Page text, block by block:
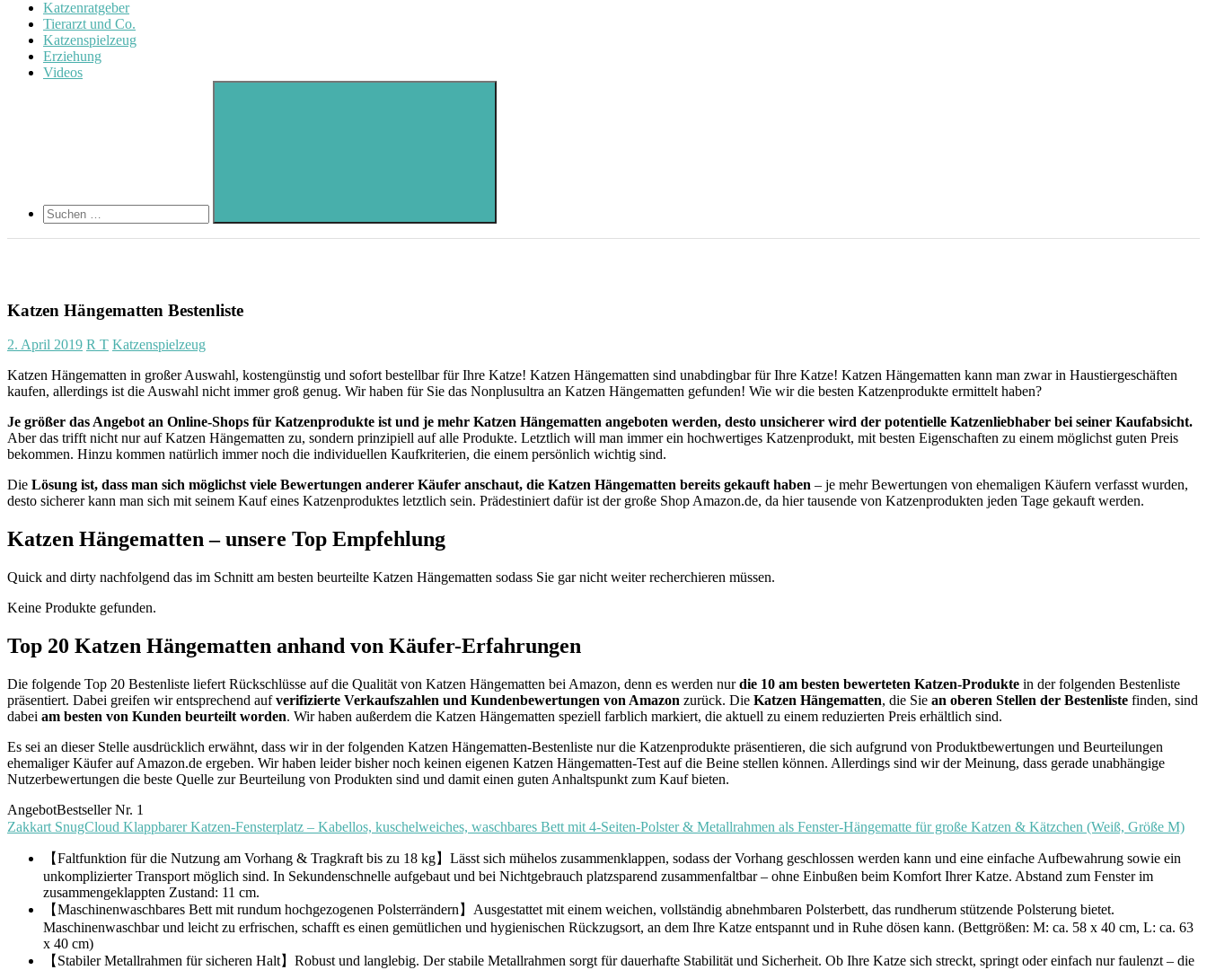
Katzenratgeber
Tierarzt und Co.
Katzenspielzeug
Erziehung
Videos
Suchen
Katzen Hängematten Bestenliste
2. April 2019 R T Katzenspielzeug
Katzen Hängematten in großer Auswahl, kostengünstig und sofort bestellbar für Ihre Katze! Katzen Hängematten sind unabdingbar für Ihre Katze! Katzen Hängematten kann man zwar in Haustiergeschäften
kaufen, allerdings ist die Auswahl nicht immer groß genug. Wir haben für Sie das Nonplusultra an Katzen Hängematten gefunden! Wie wir die besten Katzenprodukte ermittelt haben?
Je größer das Angebot an Online-Shops für Katzenprodukte ist und je mehr Katzen Hängematten angeboten werden, desto unsicherer wird der potentielle Katzenliebhaber bei seiner Kaufabsicht.
Aber das trifft nicht nur auf Katzen Hängematten zu, sondern prinzipiell auf alle Produkte. Letztlich will man immer ein hochwertiges Katzenprodukt, mit besten Eigenschaften zu einem möglichst guten Preis
bekommen. Hinzu kommen natürlich immer noch die individuellen Kaufkriterien, die einem persönlich wichtig sind.
Die Lösung ist, dass man sich möglichst viele Bewertungen anderer Käufer anschaut, die Katzen Hängematten bereits gekauft haben – je mehr Bewertungen von ehemaligen Käufern verfasst wurden,
desto sicherer kann man sich mit seinem Kauf eines Katzenproduktes letztlich sein. Prädestiniert dafür ist der große Shop Amazon.de, da hier tausende von Katzenprodukten jeden Tage gekauft werden.
Katzen Hängematten – unsere Top Empfehlung
Quick and dirty nachfolgend das im Schnitt am besten beurteilte Katzen Hängematten sodass Sie gar nicht weiter recherchieren müssen.
Keine Produkte gefunden.
Top 20 Katzen Hängematten anhand von Käufer-Erfahrungen
Die folgende Top 20 Bestenliste liefert Rückschlüsse auf die Qualität von Katzen Hängematten bei Amazon, denn es werden nurdie 10 am besten bewerteten Katzen-Produkte in der folgenden Bestenliste
präsentiert. Dabei greifen wir entsprechend aufverifizierte Verkaufszahlen und Kundenbewertungen von Amazon zurück. Die Katzen Hängematten, die Sie an oberen Stellen der Bestenliste finden, sind
dabei am besten von Kunden beurteilt worden. Wir haben außerdem die Katzen Hängematten speziell farblich markiert, die aktuell zu einem reduzierten Preis erhältlich sind.
Es sei an dieser Stelle ausdrücklich erwähnt, dass wir in der folgenden Katzen Hängematten-Bestenliste nur die Katzenprodukte präsentieren, die sich aufgrund von Produktbewertungen und Beurteilungen
ehemaliger Käufer auf Amazon.de ergeben. Wir haben leider bisher noch keinen eigenen Katzen Hängematten-Test auf die Beine stellen können. Allerdings sind wir der Meinung, dass gerade unabhängige
Nutzerbewertungen die beste Quelle zur Beurteilung von Produkten sind und damit einen guten Anhaltspunkt zum Kauf bieten.
AngebotBestseller Nr. 1
Zakkart SnugCloud Klappbarer Katzen-Fensterplatz – Kabellos, kuschelweiches, waschbares Bett mit 4-Seiten-Polster & Metallrahmen als Fenster-Hängematte für große Katzen & Kätzchen (Weiß, Größe M)
【Faltfunktion für die Nutzung am Vorhang & Tragkraft bis zu 18 kg】Lässt sich mühelos zusammenklappen, sodass der Vorhang geschlossen werden kann und eine einfache Aufbewahrung sowie ein
unkomplizierter Transport möglich sind. In Sekundenschnelle aufgebaut und bei Nichtgebrauch platzsparend zusammenfaltbar – ohne Einbußen beim Komfort Ihrer Katze. Abstand zum Fenster im
zusammengeklappten Zustand: 11 cm.
【Maschinenwaschbares Bett mit rundum hochgezogenen Polsterrändern】Ausgestattet mit einem weichen, vollständig abnehmbaren Polsterbett, das rundherum stützende Polsterung bietet.
Maschinenwaschbar und leicht zu erfrischen, schafft es einen gemütlichen und hygienischen Rückzugsort, an dem Ihre Katze entspannt und in Ruhe dösen kann. (Bettgrößen: M: ca. 58 x 40 cm, L: ca. 63
x 40 cm)
【Stabiler Metallrahmen für sicheren Halt】Robust und langlebig. Der stabile Metallrahmen sorgt für dauerhafte Stabilität und Sicherheit. Ob Ihre Katze sich streckt, springt oder einfach nur faulenzt – die